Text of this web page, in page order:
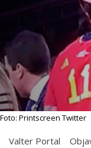
Foto: Printscreen Twitter
Valter Portal